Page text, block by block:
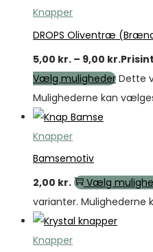
Knapper
DROPS Oliventræ
5,00 kr. – 9,00 kr.
Vælg muligheder Dette
Mulighederne kan
Knapper
Bamsemotiv
2,00 kr. Vælg
varianter. Mulighederne
Knapper